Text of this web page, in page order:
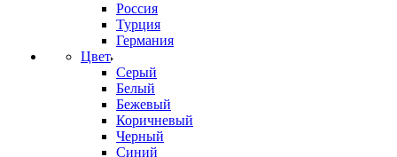
Россия
Турция
Германия
Цвет
Серый
Белый
Бежевый
Коричневый
Черный
Синий